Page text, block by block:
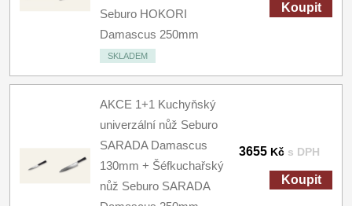
Seburo HOKORI
Damascus 250mm
SKLADEM
Koupit
AKCE 1+1 Kuchyňský
univerzální nůž Seburo
SARADA Damascus
130mm + Šéfkuchařský
nůž Seburo SARADA
3655 Kč s DPH
Koupit